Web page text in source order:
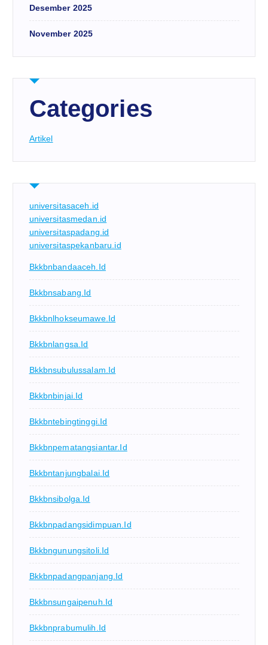
Desember 2025
November 2025
Categories
Artikel
universitasaceh.id
universitasmedan.id
universitaspadang.id
universitaspekanbaru.id
Bkkbnbandaaceh.id
Bkkbnsabang.id
Bkkbnlhokseumawe.id
Bkkbnlangsa.id
Bkkbnsubulussalam.id
Bkkbnbinjai.id
Bkkbntebingtinggi.id
Bkkbnpematangsiantar.id
Bkkbntanjungbalai.id
Bkkbnsibolga.id
Bkkbnpadangsidimpuan.id
Bkkbngunungsitoli.id
Bkkbnpadangpanjang.id
Bkkbnsungaipenuh.id
Bkkbnprabumulih.id